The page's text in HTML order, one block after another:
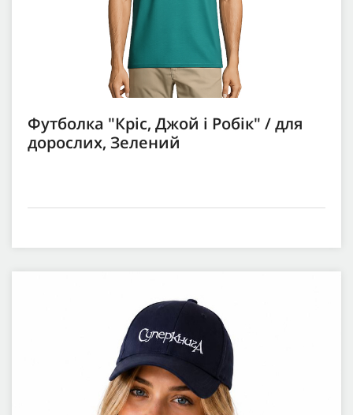
Футболка "Кріс, Джой і Робік" / для
дорослих, Зелений